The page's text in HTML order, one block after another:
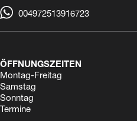
004972513916723
ÖFFNUNGSZEITEN
Montag-Freitag
Samstag
Sonntag
Termine